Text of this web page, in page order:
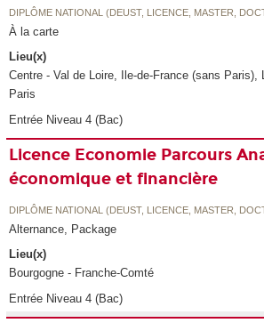
DIPLÔME NATIONAL (DEUST, LICENCE, MASTER,
À la carte
Lieu(x)
Centre - Val de Loire, Ile-de-France (sans Paris),
Paris
Entrée Niveau 4 (Bac)
Licence Economie Parcours
économique et financière
DIPLÔME NATIONAL (DEUST, LICENCE, MASTER,
Alternance, Package
Lieu(x)
Bourgogne - Franche-Comté
Entrée Niveau 4 (Bac)